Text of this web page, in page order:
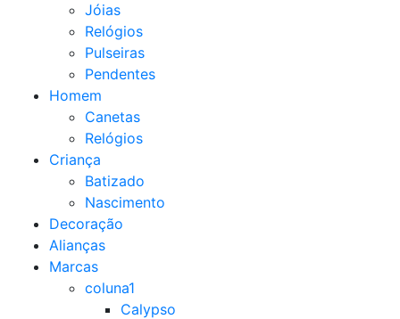
Jóias
Relógios
Pulseiras
Pendentes
Homem
Canetas
Relógios
Criança
Batizado
Nascimento
Decoração
Alianças
Marcas
coluna1
Calypso